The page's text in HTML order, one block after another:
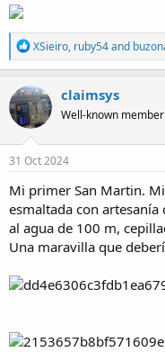
R
e
a
c
t
i
o
n
s
XSieiro, ruby54and
claimsys
Well-known member
31 Oct 2024
Mi primer San Martin.
esmaltada con artesanía
al agua de 100 m,
Una maravilla que